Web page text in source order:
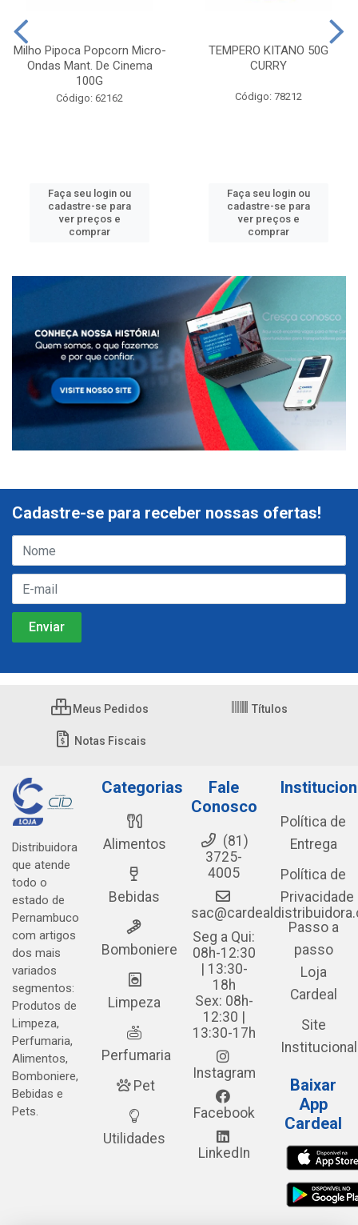
Milho Pipoca Popcorn Micro-
Ondas Mant. De Cinema
100G
Código: 62162
Faça seu login ou
cadastre-se para
ver preços e
comprar
TEMPERO KITANO 50G
CURRY
Código: 78212
Faça seu login ou
cadastre-se para
ver preços e
comprar
Cadastre-se para receber nossas ofertas!
Meus Pedidos Títulos
Notas Fiscais
Distribuidora
que atende
todo o
estado de
Pernambuco
com artigos
dos mais
variados
segmentos:
Produtos de
Limpeza,
Perfumaria,
Alimentos,
Bomboniere,
Bebidas e
Pets.
Categorias
Alimentos
Bebidas
Bomboniere
Limpeza
Perfumaria
Pet
Utilidades
Fale
Conosco
(81)
3725-
4005
Seg a Qui:
08h-12:30
| 13:30-
18h
Sex: 08h-
12:30 |
13:30-17h
Instagram
Facebook
LinkedIn
Política de
Entrega
Política de
Privacidade
Passo a
passo
Loja
Cardeal
Site
Institucional
Baixar
App
Cardeal